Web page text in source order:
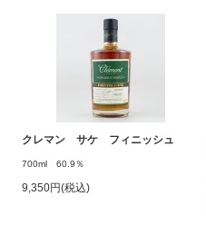
クレマン サケ フィニッシュ
700ml 60.9％
9,350円(税込)